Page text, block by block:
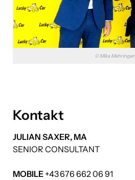
© Mika Mahringer
Kontakt
JULIAN SAXER, MA
SENIOR CONSULTANT
MOBILE +43 676 662 06 91